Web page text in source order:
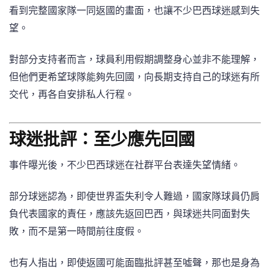
看到完整國家隊一同返國的畫面，也讓不少巴西球迷感到失
望。
對部分支持者而言，球員利用假期調整身心並非不能理解，
但他們更希望球隊能夠先回國，向長期支持自己的球迷有所
交代，再各自安排私人行程。
球迷批評：至少應先回國
事件曝光後，不少巴西球迷在社群平台表達失望情緒。
部分球迷認為，即使世界盃失利令人難過，國家隊球員仍肩
負代表國家的責任，應該先返回巴西，與球迷共同面對失
敗，而不是第一時間前往度假。
也有人指出，即使返國可能面臨批評甚至噓聲，那也是身為